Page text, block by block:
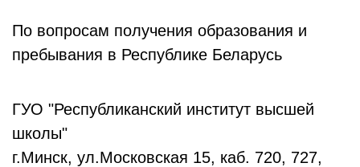
По вопросам получения образования и
пребывания в Республике Беларусь
ГУО "Республиканский институт высшей
школы"
г.Минск, ул.Московская 15, каб. 720, 727,